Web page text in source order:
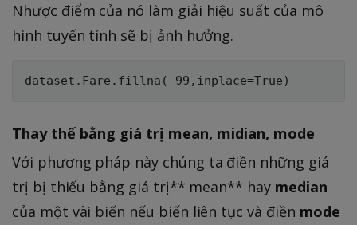
Nhược điểm của nó làm giải hiệu suất của mô
hình tuyến tính sẽ bị ảnh hưởng.
Thay thế bằng giá trị mean, midian, mode
Với phương pháp này chúng ta điền những giá
trị bị thiếu bằng giá trị** mean** hay median
của một vài biến nếu biến liên tục và điền mode